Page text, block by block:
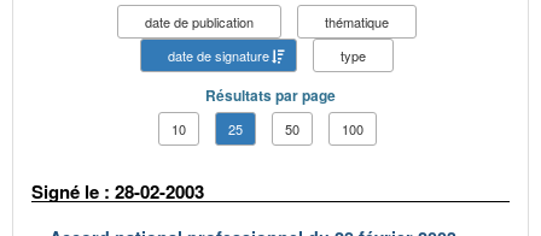
date de publication
thématique
date de signature
type
Résultats par page
10 25 50 100
Signé le : 28-02-2003